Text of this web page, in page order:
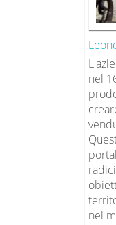
nel
nel